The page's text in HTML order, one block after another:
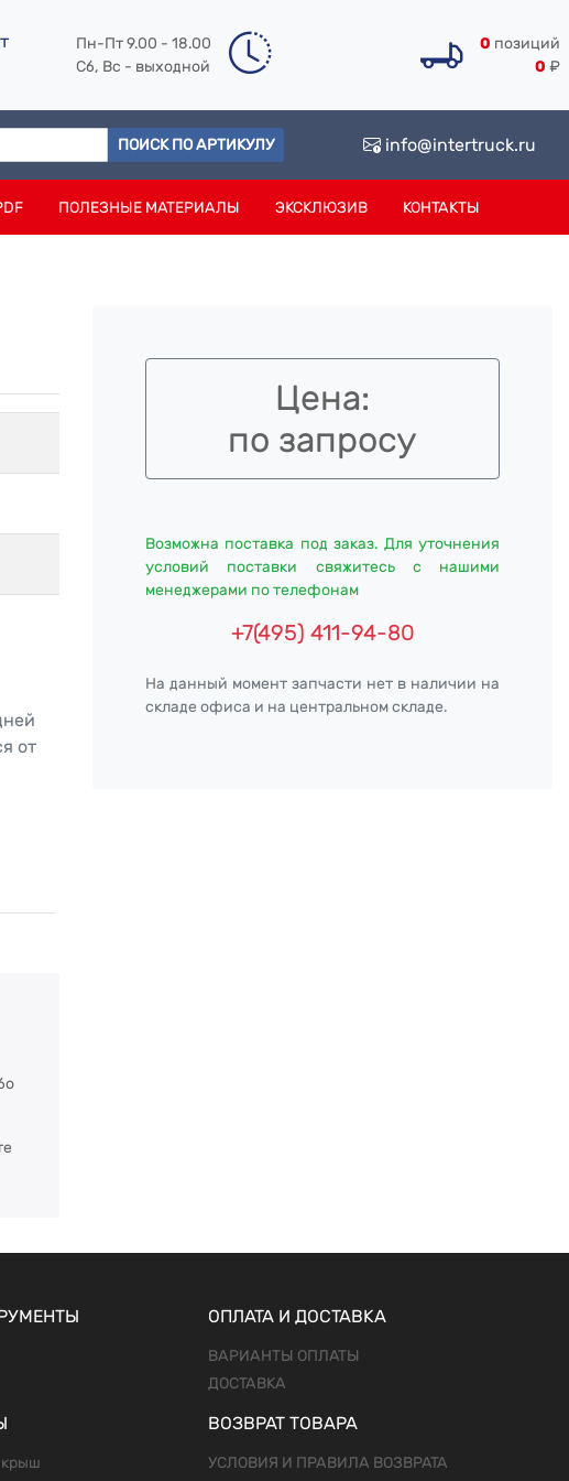
Пн-Пт 9.00 - 18.00
Сб, Вс - выходной
0 позиций
0 ₽
ПОИСК ПО АРТИКУЛУ info@intertruck.ru
ПОЛЕЗНЫЕ МАТЕРИАЛЫ ЭКСКЛЮЗИВ КОНТАКТЫ
от
Цена:
по запросу
Возможна поставка под заказ. Для уточнения
условий поставки свяжитесь с нашими
менеджерами по телефонам
+7(495) 411-94-80
На данный момент запчасти нет в наличии на
складе офиса и на центральном складе.
ОПЛАТА И ДОСТАВКА
ВАРИАНТЫ ОПЛАТЫ
ДОСТАВКА
ВОЗВРАТ ТОВАРА
УСЛОВИЯ И ПРАВИЛА ВОЗВРАТА